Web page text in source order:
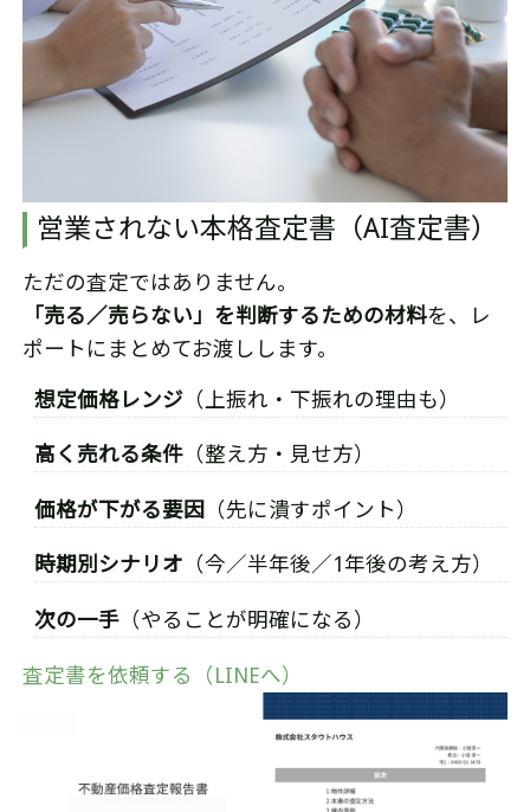
営業されない本格査定書（AI査定書）
ただの査定ではありません。
「売る／売らない」を判断するための材料を、レ
ポートにまとめてお渡しします。
想定価格レンジ（上振れ・下振れの理由も）
高く売れる条件（整え方・見せ方）
価格が下がる要因 （先に潰すポイント）
時期別シナリオ （今／半年後／1年後の考え方）
次の一手（やることが明確になる）
査定書を依頼する（LINEへ）